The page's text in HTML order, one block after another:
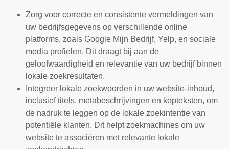
Zorg voor correcte en consistente vermeldingen van
uw bedrijfsgegevens op verschillende online
platforms, zoals Google Mijn Bedrijf, Yelp, en sociale
media profielen. Dit draagt bij aan de
geloofwaardigheid en relevantie van uw bedrijf binnen
lokale zoekresultaten.
Integreer lokale zoekwoorden in uw website-inhoud,
inclusief titels, metabeschrijvingen en kopteksten, om
de nadruk te leggen op de lokale zoekintentie van
potentiële klanten. Dit helpt zoekmachines om uw
website te associëren met relevante lokale